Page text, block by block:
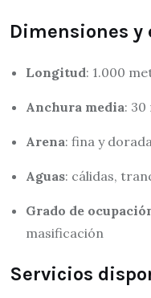
Dimensiones y
Longitud: 1.000
Anchura media:
Arena: fina y
Aguas: cálidas,
Grado de
masificación
Servicios